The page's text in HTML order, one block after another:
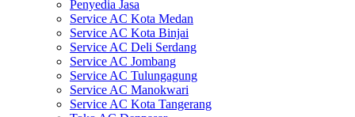
Penyedia Jasa
Service AC Kota Medan
Service AC Kota Binjai
Service AC Deli Serdang
Service AC Jombang
Service AC Tulungagung
Service AC Manokwari
Service AC Kota Tangerang